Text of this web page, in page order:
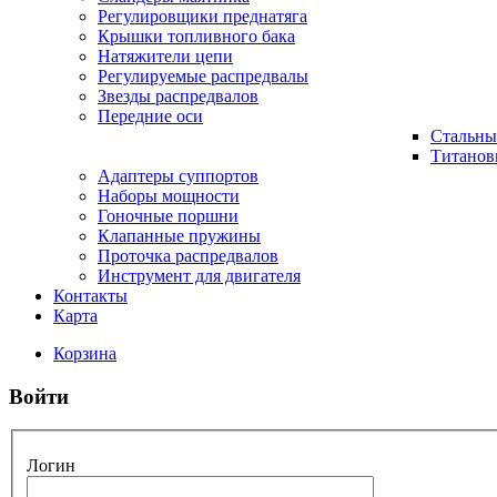
Регулировщики преднатяга
Крышки топливного бака
Натяжители цепи
Регулируемые распредвалы
Звезды распредвалов
Передние оси
Адаптеры суппортов
Наборы мощности
Гоночные поршни
Клапанные пружины
Проточка распредвалов
Инструмент для двигателя
Контакты
Карта
Корзина
Войти
Логин